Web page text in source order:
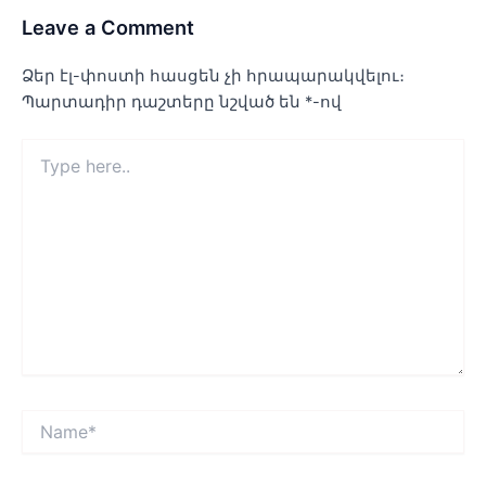
Leave a Comment
Ձեր էլ-փոստի հասցեն չի հրապարակվելու։
Պարտադիր դաշտերը նշված են *-ով
here..